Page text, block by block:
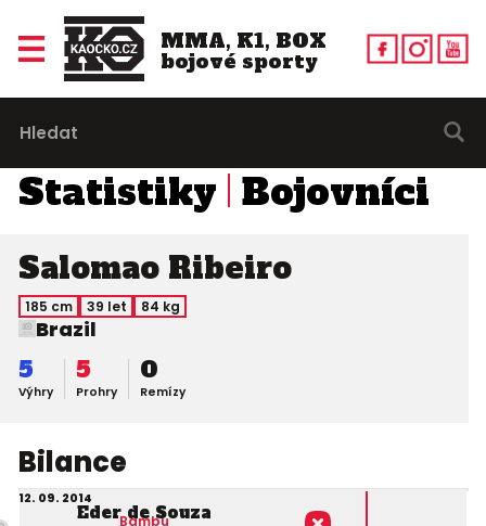
MMA, K1, BOX
bojové sporty
Statistiky Bojovníci
Salomao Ribeiro
185 cm 39 let 84 kg
Brazil
Výhry
5
Prohry
5
Remízy
0
Bilance
12. 09. 2014
Eder de Souza
Bambu